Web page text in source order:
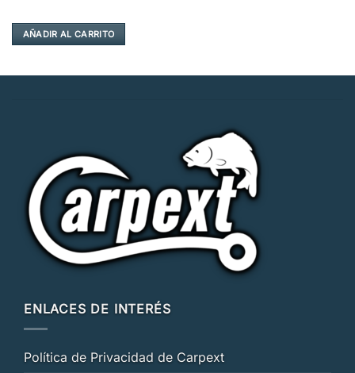
AÑADIR AL CARRITO
ENLACES DE INTERÉS
Política de Privacidad de Carpext